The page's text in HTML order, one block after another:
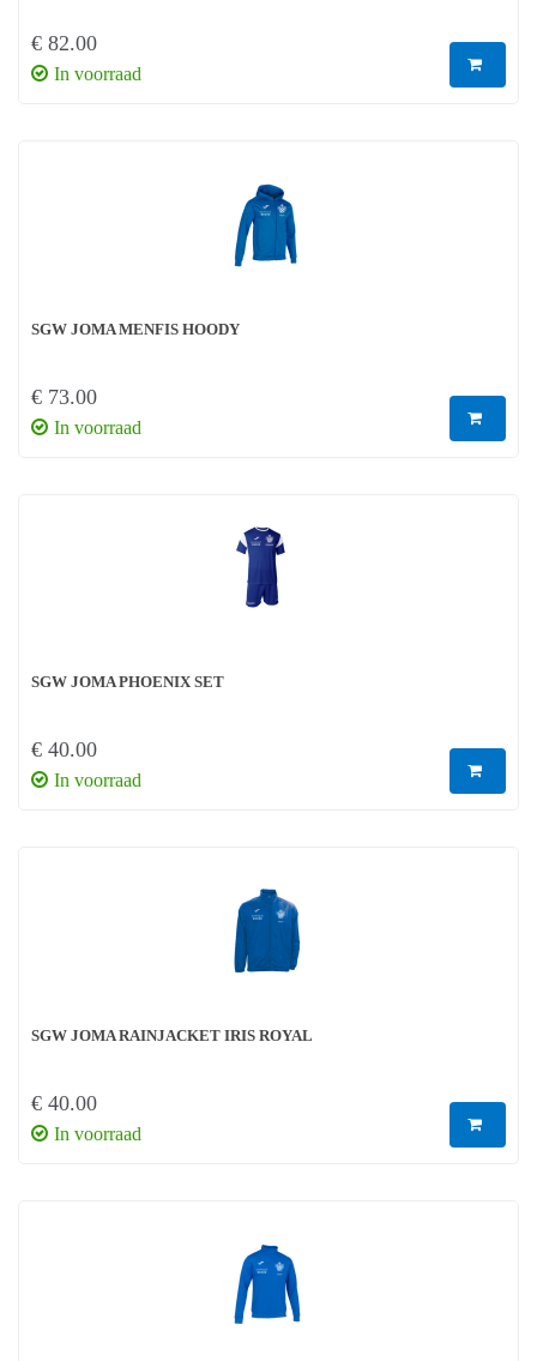
€ 82.00
In voorraad
SGW JOMA MENFIS HOODY
€ 73.00
In voorraad
SGW JOMA PHOENIX SET
€ 40.00
In voorraad
SGW JOMA RAINJACKET IRIS ROYAL
€ 40.00
In voorraad